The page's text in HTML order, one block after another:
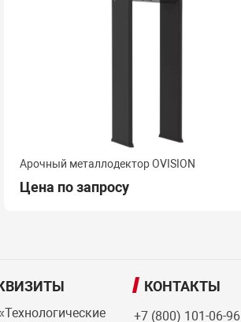
Арочный металлодектор OVISION
Цена по запросу
КОНТАКТЫ
+7 (800) 101-06-96